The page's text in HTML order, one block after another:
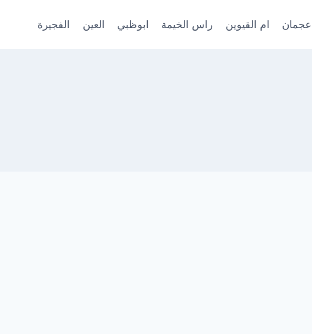
عجمان ام القيوين راس الخيمة ابوظبي العين الفجيرة